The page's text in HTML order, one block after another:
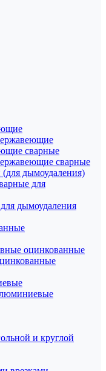
сварные
сварные
дымоудаления)
для
дымоудаления
оцинкованные
и круглой